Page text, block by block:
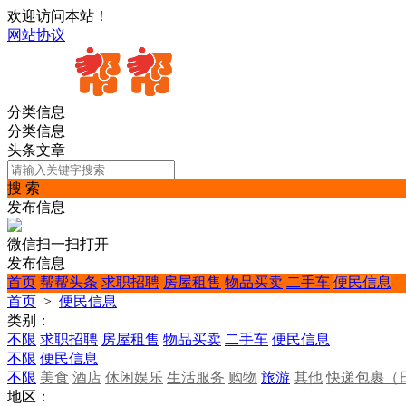
欢迎访问本站！
网站协议
分类信息
分类信息
头条文章
搜 索
发布信息
微信扫一扫打开
发布信息
首页 帮帮头条 求职招聘 房屋租售 物品买卖 二手车 便民信息
首页 > 便民信息
类别：
不限 求职招聘 房屋租售 物品买卖 二手车 便民信息
不限 便民信息
不限 美食 酒店 休闲娱乐 生活服务 购物 旅游 其他 快递包裹（
地区：